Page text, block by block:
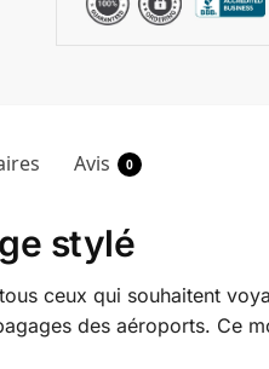
Avis 0
stylé
ceux qui souhaitent
des aéroports. Ce